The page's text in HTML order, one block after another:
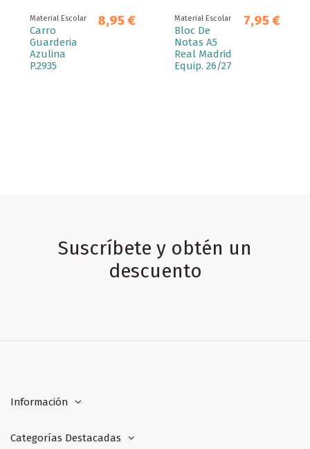
Material Escolar
Carro
Guarderia
Azulina
P.2935
8,95 € Material Escolar
Bloc De
Notas A5
Real Madrid
Equip. 26/27
7,95 €
Suscríbete y obtén un
descuento
Información
Categorías Destacadas